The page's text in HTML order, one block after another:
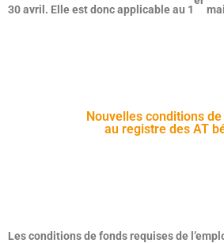
30 avril. Elle est donc applicable au 1
Nouvelles conditions
au registre des AT
Les conditions de fonds requises de